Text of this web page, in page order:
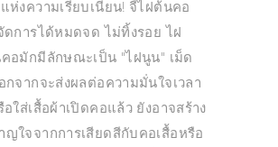
ห่งความเรียบเนียน! จี้ไฝต้นคอ
การได้หมดจด ไม่ทิ้งรอย ไฝ
อมักมีลักษณะเป็น "ไฝนูน" เม็ด
จากจะส่งผลต่อความมั่นใจเวลา
อใส่เสื้อผ้าเปิดคอแล้ว ยังอาจสร้าง
ญใจจากการเสียดสีกับคอเสื้อหรือ